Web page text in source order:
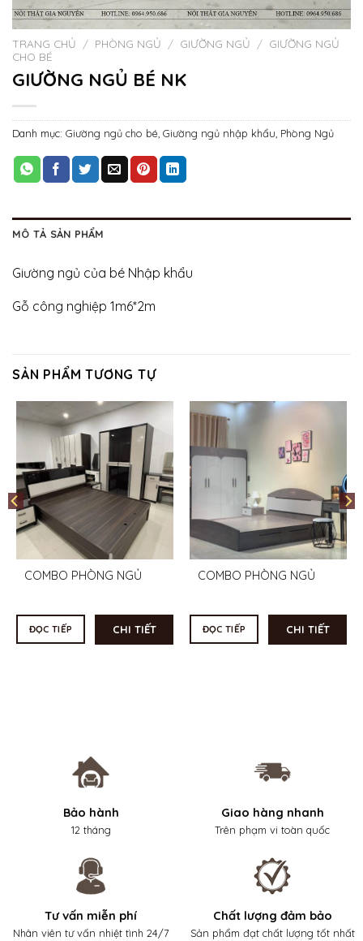
TRANG CHỦ / PHÒNG NGỦ / GIƯỜNG NGỦ / GIƯỜNG NGỦ
CHO BÉ
GIƯỜNG NGỦ BÉ NK
Danh mục: Giường ngủ cho bé, Giường ngủ nhập khẩu, Phòng Ngủ
MÔ TẢ SẢN PHẨM
Giường ngủ của bé Nhập khẩu
Gỗ công nghiệp 1m6*2m
SẢN PHẨM TƯƠNG TỰ
COMBO PHÒNG NGỦ
ĐỌC TIẾP CHI TIẾT
COMBO PHÒNG NGỦ
ĐỌC TIẾP CHI TIẾT
Bảo hành
12 tháng
Giao hàng nhanh
Trên phạm vi toàn quốc
Tư vấn miễn phí
Nhân viên tư vấn nhiệt tình 24/7
Chất lượng đảm bảo
Sản phẩm đạt chất lượng tốt nhất